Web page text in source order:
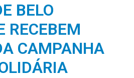
BELO
RECEBEM
CAMPANHA